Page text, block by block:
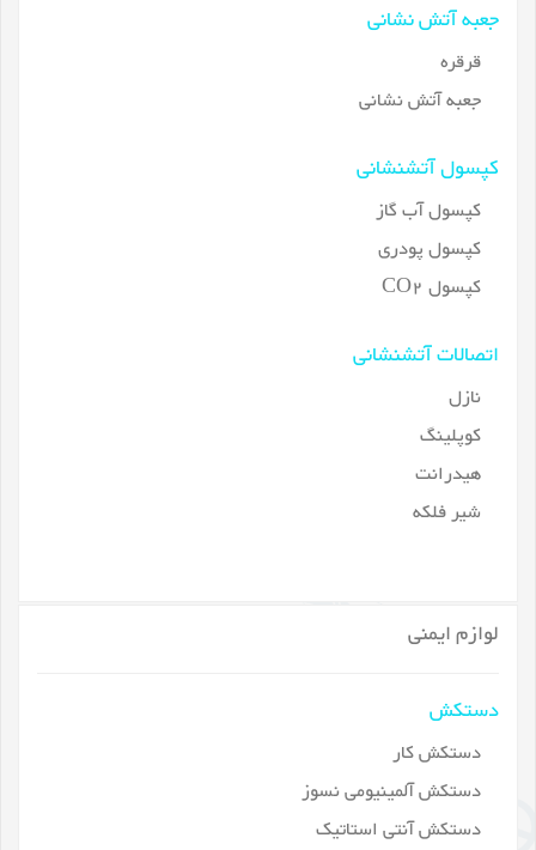
جعبه آتش نشانی
قرقره
جعبه آتش نشانی
کپسول آتشنشانی
کپسول آب گاز
کپسول پودری
کپسول CO2
اتصالات آتشنشانی
نازل
کوپلینگ
هیدرانت
شیر فلکه
لوازم ایمنی
دستکش
دستکش کار
دستکش آلمینیومی نسوز
دستکش آنتی استاتیک